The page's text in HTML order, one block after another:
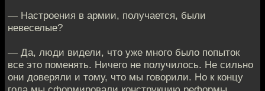
— Настроения в армии, получается, были
невеселые?
— Да, люди видели, что уже много было попыток
все это поменять. Ничего не получилось. Не сильно
они доверяли и тому, что мы говорили. Но к концу